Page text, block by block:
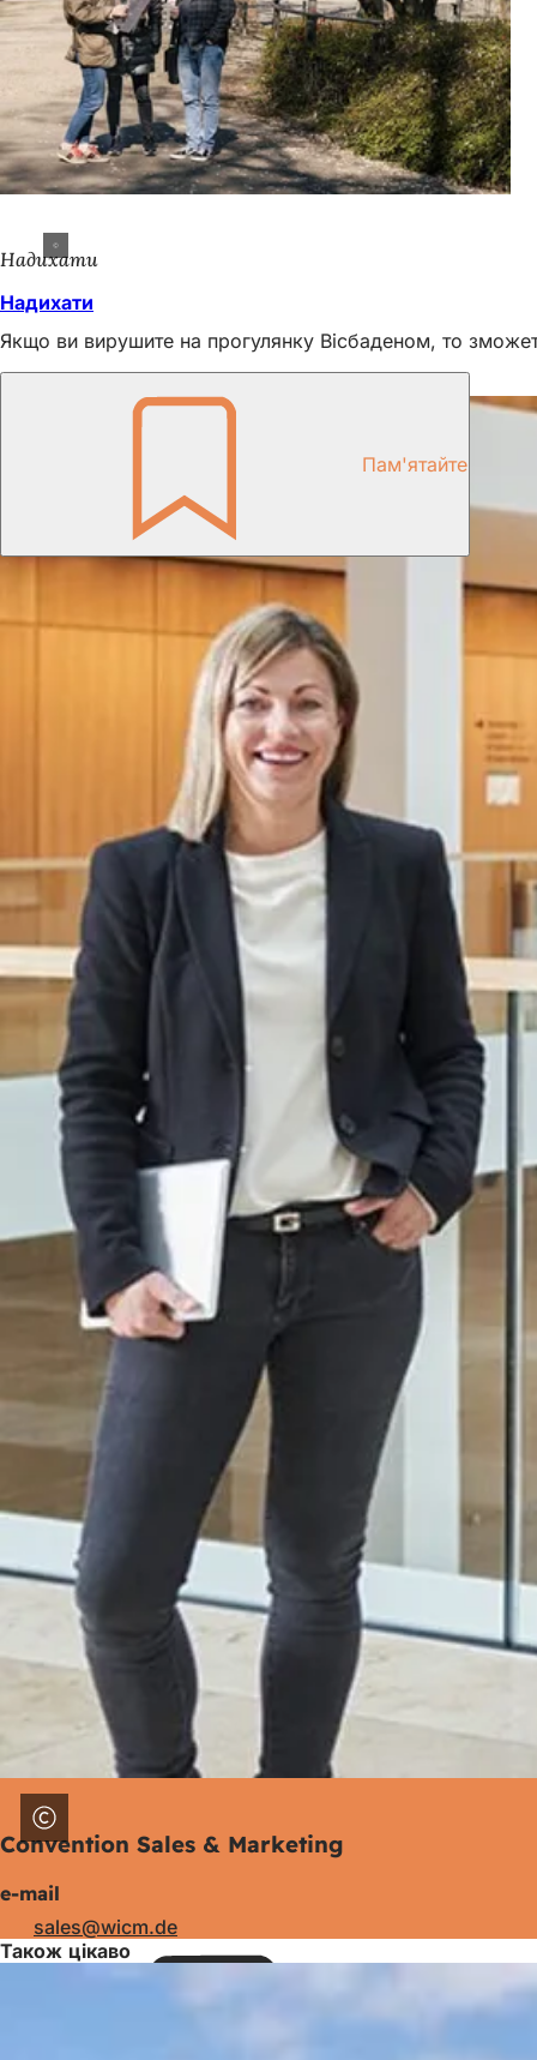
Надихати
Надихати
Якщо ви вирушите на прогулянку Вісбаденом, то
Пам'ятайте
Ми тут для вас!
Convention Sales & Marketing
e-mail
sales
wicm de
Також цікаво